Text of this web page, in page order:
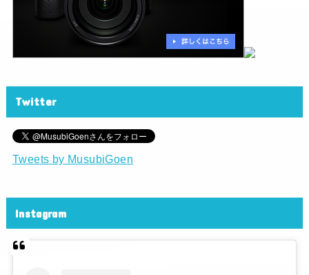
Twitter
Tweets by MusubiGoen
Instagram